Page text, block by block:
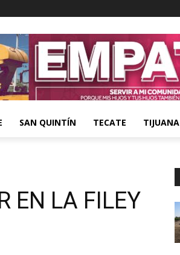
SAN QUINTÍN TECATE TIJUANA
EN LA FILEY